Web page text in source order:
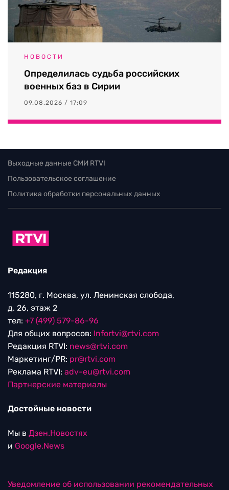
НОВОСТИ
Определилась судьба российских
военных баз в Сирии
09.08.2026 / 17:09
Выходные данные СМИ RTVI
Пользовательское соглашение
Политика обработки персональных данных
Редакция
115280, г. Москва, ул. Ленинская слобода,
д. 26, этаж 2
тел: +7 (499) 579-86-96
Для общих вопросов: Infortvi@rtvi.com
Редакция RTVI: news@rtvi.com
Маркетинг/PR: pr@rtvi.com
Реклама RTVI: adv-eu@rtvi.com
Партнерские материалы
Достойные новости
Мы в Дзен.Новостях
и Google.News
Уведомление об использовании рекомендательных